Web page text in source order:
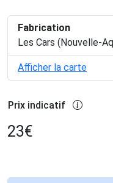
Fabrication
Les Cars (Nouvelle-
Afficher la carte
Prix indicatif
23€